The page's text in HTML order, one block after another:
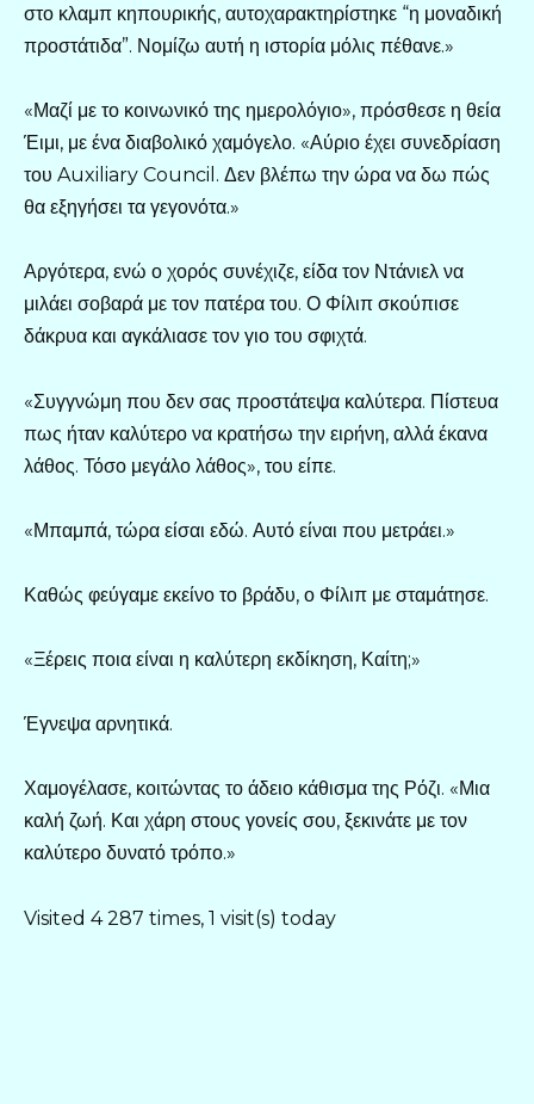
στο κλαμπ κηπουρικής, αυτοχαρακτηρίστηκε “η μοναδική
προστάτιδα”. Νομίζω αυτή η ιστορία μόλις πέθανε.»
«Μαζί με το κοινωνικό της ημερολόγιο», πρόσθεσε η θεία
Έιμι, με ένα διαβολικό χαμόγελο. «Αύριο έχει συνεδρίαση
του Auxiliary Council. Δεν βλέπω την ώρα να δω πώς
θα εξηγήσει τα γεγονότα.»
Αργότερα, ενώ ο χορός συνέχιζε, είδα τον Ντάνιελ να
μιλάει σοβαρά με τον πατέρα του. Ο Φίλιπ σκούπισε
δάκρυα και αγκάλιασε τον γιο του σφιχτά.
«Συγγνώμη που δεν σας προστάτεψα καλύτερα. Πίστευα
πως ήταν καλύτερο να κρατήσω την ειρήνη, αλλά έκανα
λάθος. Τόσο μεγάλο λάθος», του είπε.
«Μπαμπά, τώρα είσαι εδώ. Αυτό είναι που μετράει.»
Καθώς φεύγαμε εκείνο το βράδυ, ο Φίλιπ με σταμάτησε.
«Ξέρεις ποια είναι η καλύτερη εκδίκηση, Καίτη;»
Έγνεψα αρνητικά.
Χαμογέλασε, κοιτώντας το άδειο κάθισμα της Ρόζι. «Μια
καλή ζωή. Και χάρη στους γονείς σου, ξεκινάτε με τον
καλύτερο δυνατό τρόπο.»
Visited 4 287 times, 1 visit(s) today